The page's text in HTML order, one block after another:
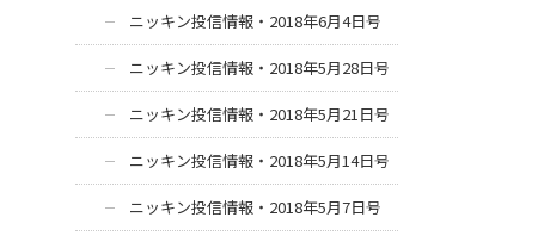
ニッキン投信情報・2018年6月4日号
ニッキン投信情報・2018年5月28日号
ニッキン投信情報・2018年5月21日号
ニッキン投信情報・2018年5月14日号
ニッキン投信情報・2018年5月7日号